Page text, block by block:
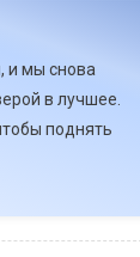
и мы снова
в лучшее.
поднять